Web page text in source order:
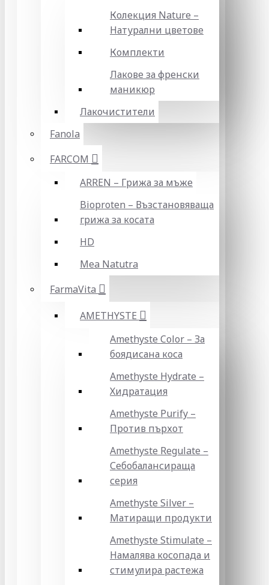
Колекция Nature –
Натурални цветове
Комплекти
Лакове за френски
маникюр
Лакочистители
Fanola
FARCOM
ARREN – Грижа за мъже
Bioproten – Възстановяваща
грижа за косата
HD
Mea Natutra
FarmaVita
AMETHYSTE
Amethyste Color – За
боядисана коса
Amethyste Hydrate –
Хидратация
Amethyste Purify –
Против пърхот
Amethyste Regulate –
Себобалансираща
серия
Amethyste Silver –
Матиращи продукти
Amethyste Stimulate –
Намалява косопада и
стимулира растежа